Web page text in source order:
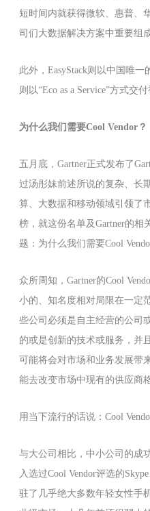
短时间内就获得微软、惠普、
司们大数据解决方案中重要组
此外，EasyStack则以中国唯
则以“Eco as a Service”方式交
为什么我们需要Cool Vendor？
五月底，Gartner正式发布了
过汤彤妹前述所说的复杂、长
算、大数据和移动领域引领了
榜，就这份名单及Gartner的相
题：为什么我们需要Cool
众所周知，Gartner的Cool
小的、知名度相对局限在一定
些公司必须是自主经营的公司
的或是创新的技术或服务，并
可能将会对市场和业务发展带
能去改变市场中现有的供应商格
用当下流行的话说：Cool
与大公司相比，中小公司的成
入选过Cool Vendor评选的
驻了几乎绝大多数年轻女性手